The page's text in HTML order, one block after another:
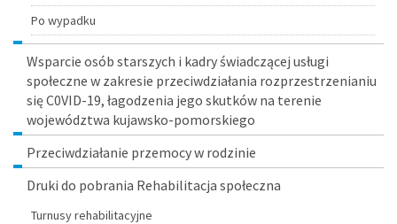
Po wypadku
Wsparcie osób starszych i kadry świadczącej usługi
społeczne w zakresie przeciwdziałania rozprzestrzenianiu
się C0VID-19, łagodzenia jego skutków na terenie
województwa kujawsko-pomorskiego
Przeciwdziałanie przemocy w rodzinie
Druki do pobrania Rehabilitacja społeczna
Turnusy rehabilitacyjne